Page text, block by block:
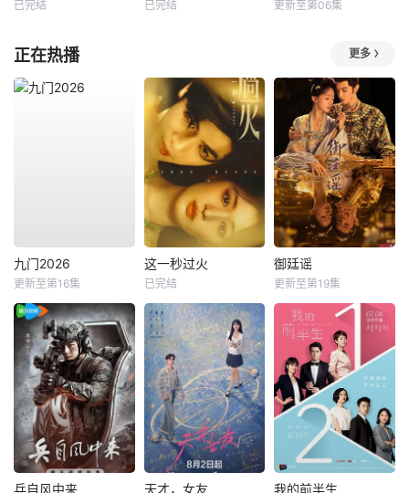
已完结 已完结 更新至第06集
正在热播 更多
九门2026
更新至第16集
这一秒过火
已完结
御廷谣
更新至第19集
兵自风中来 天才，女友 我的前半生